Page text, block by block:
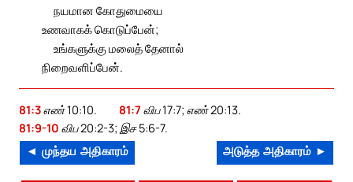
நயமான கோதுமையை
உணவாகக் கொடுப்பேன்;
உங்களுக்கு மலைத் தேனால்
நிறைவளிப்பேன்.
81:3எண் 10:10. 81:7 விப 17:7; எண் 20:13.
81:9-10 விப 20:2-3; இச 5:6-7.
◄ முந்தய அதிகாரம் அடுத்த அதிகாரம் ►